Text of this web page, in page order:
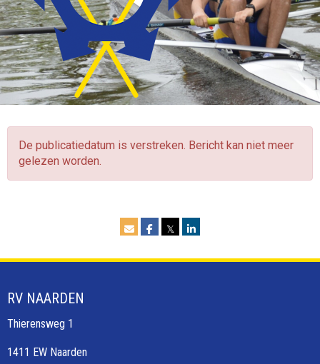
De publicatiedatum is verstreken. Bericht kan niet meer
gelezen worden.
𝕏
RV NAARDEN
Thierensweg 1
1411 EW Naarden